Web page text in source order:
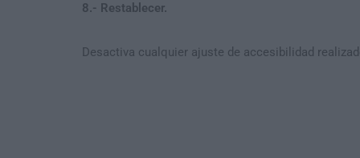
8.- Restablecer.
Desactiva cualquier ajuste de accesibilidad